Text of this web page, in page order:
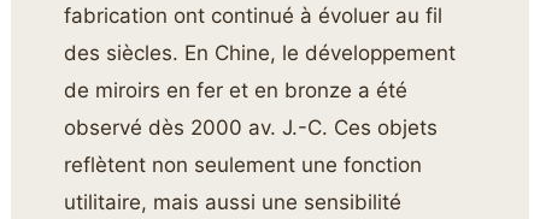
fabrication ont continué à évoluer au fil
des siècles. En Chine, le développement
de miroirs en fer et en bronze a été
observé dès 2000 av. J.-C. Ces objets
reflètent non seulement une fonction
utilitaire, mais aussi une sensibilité